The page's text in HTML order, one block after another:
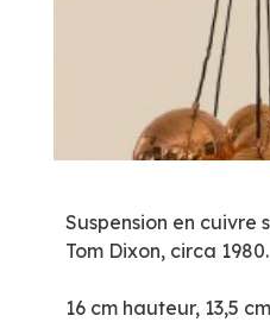
Suspension en
Tom Dixon, circa 1980.
16 cm hauteur, 13,5